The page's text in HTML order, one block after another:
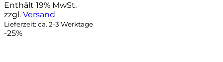
war:
44,90 €
ist:
Enthält 19% MwSt.
zzgl. Versand
Lieferzeit: ca. 2-3 Werktage
-25%